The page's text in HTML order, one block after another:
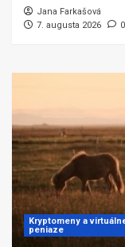
Jana Farkašová
7. augusta 2026
0
Kryptomeny a
peniaze